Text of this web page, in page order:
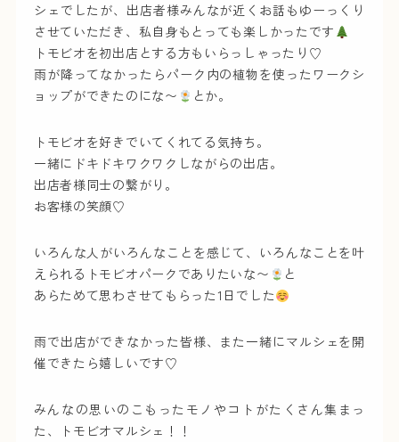
シェでしたが、出店者様みんなが近くお話もゆーっくり
させていただき、私自身もとっても楽しかったです
トモビオを初出店とする方もいらっしゃったり♡
雨が降ってなかったらパーク内の植物を使ったワークシ
ョップができたのにな〜
とか。
トモビオを好きでいてくれてる気持ち。
一緒にドキドキワクワクしながらの出店。
出店者様同士の繋がり。
お客様の笑顔♡
いろんな人がいろんなことを感じて、いろんなことを叶
えられるトモビオパークでありたいな〜
と
あらためて思わさせてもらった1日でした
雨で出店ができなかった皆様、また一緒にマルシェを開
催できたら嬉しいです♡
みんなの思いのこもったモノやコトがたくさん集まっ
た、トモビオマルシェ！！